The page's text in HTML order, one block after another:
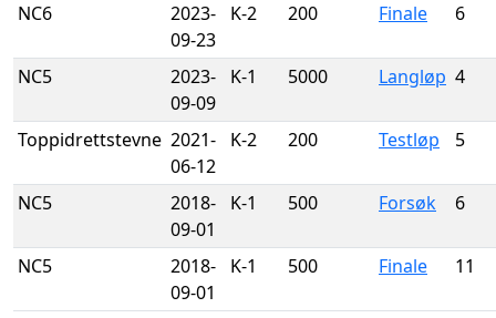
NC6
2023-
09-23
K-2 200 Finale 6
NC5
2023-
09-09
K-1 5000 Langløp 4
Toppidrettstevne 2021-
06-12
K-2 200 Testløp 5
NC5
2018-
09-01
K-1 500 Forsøk 6
NC5
2018-
09-01
K-1 500 Finale 11